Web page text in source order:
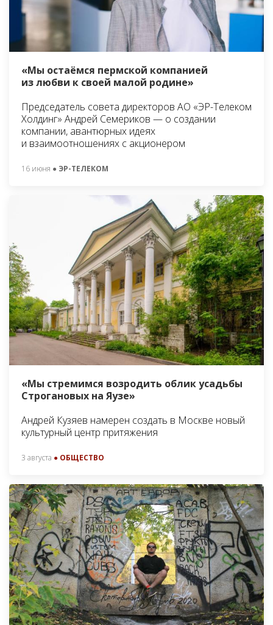
«Мы остаёмся пермской компанией
из любви к своей малой родине»
Председатель совета директоров АО «ЭР-Телеком
Холдинг» Андрей Семериков — о создании
компании, авантюрных идеях
и взаимоотношениях с акционером
16 июня ● ЭР-ТЕЛЕКОМ
«Мы стремимся возродить облик усадьбы
Строгановых на Яузе»
Андрей Кузяев намерен создать в Москве новый
культурный центр притяжения
3 августа ● ОБЩЕСТВО